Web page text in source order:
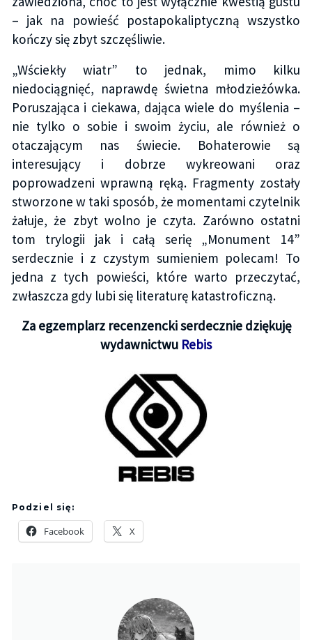
– jak na powieść postapokaliptyczną wszystko
kończy się zbyt szczęśliwie.
„Wściekły wiatr” to jednak, mimo kilku
niedociągnięć, naprawdę świetna młodzieżówka.
Poruszająca i ciekawa, dająca wiele do myślenia –
nie tylko o sobie i swoim życiu, ale również o
otaczającym nas świecie. Bohaterowie są
interesujący i dobrze wykreowani oraz
poprowadzeni wprawną ręką. Fragmenty zostały
stworzone w taki sposób, że momentami czytelnik
żałuje, że zbyt wolno je czyta. Zarówno ostatni
tom trylogii jak i całą serię „Monument 14”
serdecznie i z czystym sumieniem polecam! To
jedna z tych powieści, które warto przeczytać,
zwłaszcza gdy lubi się literaturę katastroficzną.
Za egzemplarz recenzencki serdecznie dziękuję
wydawnictwu Rebis
Podziel się:
Facebook X